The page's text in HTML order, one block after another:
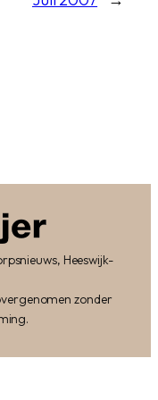
Heeswijk-
zonder